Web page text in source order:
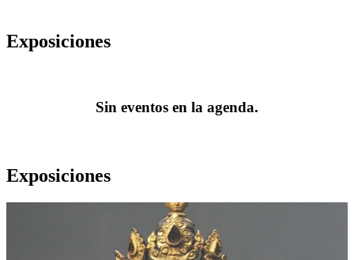
Exposiciones
Sin eventos en la agenda.
Exposiciones